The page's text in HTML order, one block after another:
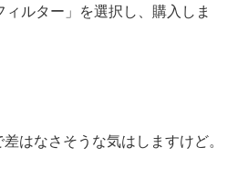
ルター」を選択し、購入しま
はなさそうな気はしますけど。